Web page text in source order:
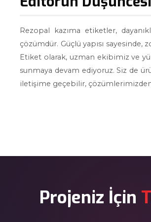
Rezopal kazıma etiketler,
çözümdür. Güçlü yapısı
Etiket olarak, uzman ekibimiz ve
sunmaya devam ediyoruz. Siz de
iletişime geçebilir,
Projeniz İçin